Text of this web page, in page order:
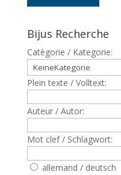
Bijus Recherche
Catègorie / Kategorie:
Plein texte / Volltext:
Auteur / Autor:
Mot clef / Schlagwort:
allemand / deutsch